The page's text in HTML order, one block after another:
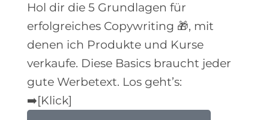
Hol dir die 5 Grundlagen für
erfolgreiches Copywriting 🎁, mit
denen ich Produkte und Kurse
verkaufe. Diese Basics braucht jeder
gute Werbetext. Los geht’s:
➡️[Klick]